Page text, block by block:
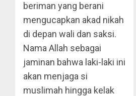
beriman yang berani
mengucapkan akad nikah
di depan wali dan saksi.
Nama Allah sebagai
jaminan bahwa laki-laki ini
akan menjaga si
muslimah hingga kelak